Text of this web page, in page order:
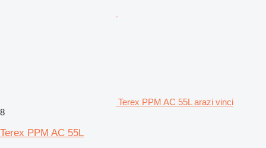
Terex PPM AC 55L arazi vinci
8
Terex PPM AC 55L